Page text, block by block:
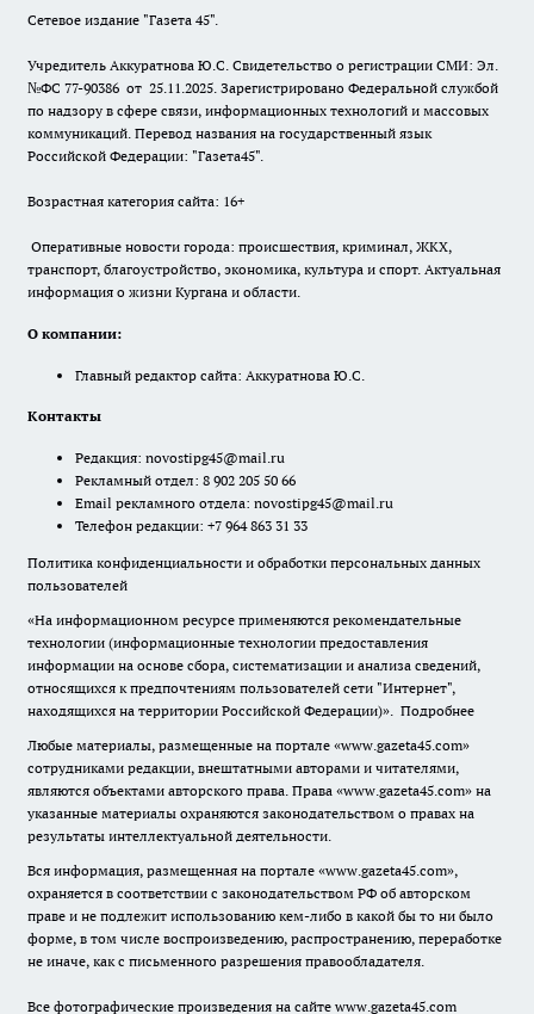
Сетевое издание "Газета 45".
Учредитель Аккуратнова Ю.С. Свидетельство о регистрации СМИ: Эл.
№ФС 77-90386 от 25.11.2025. Зарегистрировано Федеральной службой
по надзору в сфере связи, информационных технологий и массовых
коммуникаций. Перевод названия на государственный язык
Российской Федерации: "Газета45".
Возрастная категория сайта: 16+
Оперативные новости города: происшествия, криминал, ЖКХ,
транспорт, благоустройство, экономика, культура и спорт. Актуальная
информация о жизни Кургана и области.
О компании:
Главный редактор сайта: Аккуратнова Ю.С.
Контакты
Редакция: novostipg45@mail.ru
Рекламный отдел: 8 902 205 50 66
Email рекламного отдела: novostipg45@mail.ru
Телефон редакции: +7 964 863 31 33
Политика конфиденциальности и обработки персональных данных
пользователей
«На информационном ресурсе применяются рекомендательные
технологии (информационные технологии предоставления
информации на основе сбора, систематизации и анализа сведений,
относящихся к предпочтениям пользователей сети "Интернет",
находящихся на территории Российской Федерации)». Подробнее
Любые материалы, размещенные на портале «www.gazeta45.com»
сотрудниками редакции, внештатными авторами и читателями,
являются объектами авторского права. Права «www.gazeta45.com» на
указанные материалы охраняются законодательством о правах на
результаты интеллектуальной деятельности.
Вся информация, размещенная на портале «www.gazeta45.com»,
охраняется в соответствии с законодательством РФ об авторском
праве и не подлежит использованию кем-либо в какой бы то ни было
форме, в том числе воспроизведению, распространению, переработке
не иначе, как с письменного разрешения правообладателя.
Все фотографические произведения на сайте www.gazeta45.com